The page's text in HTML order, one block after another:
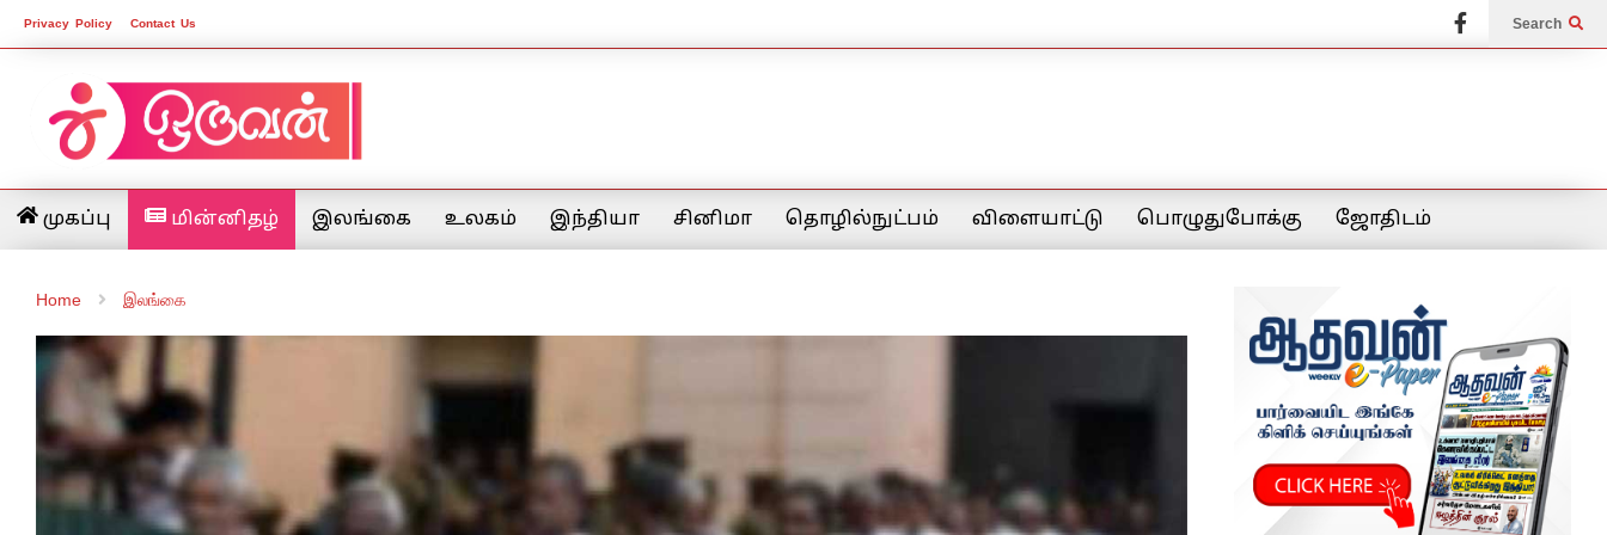
Privacy Policy Contact Us Search
முகப்பு மின்னிதழ் இலங்கை உலகம் இந்தியா சினிமா தொழில்நுட்பம் விளையாட்டு பொழுதுபோக்கு ஜோதிடம்
Home இலங்கை